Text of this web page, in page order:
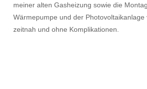
meiner alten Gasheizung sowie die
Wärmepumpe und der Photovoltaikanlage
zeitnah und ohne Komplikationen.